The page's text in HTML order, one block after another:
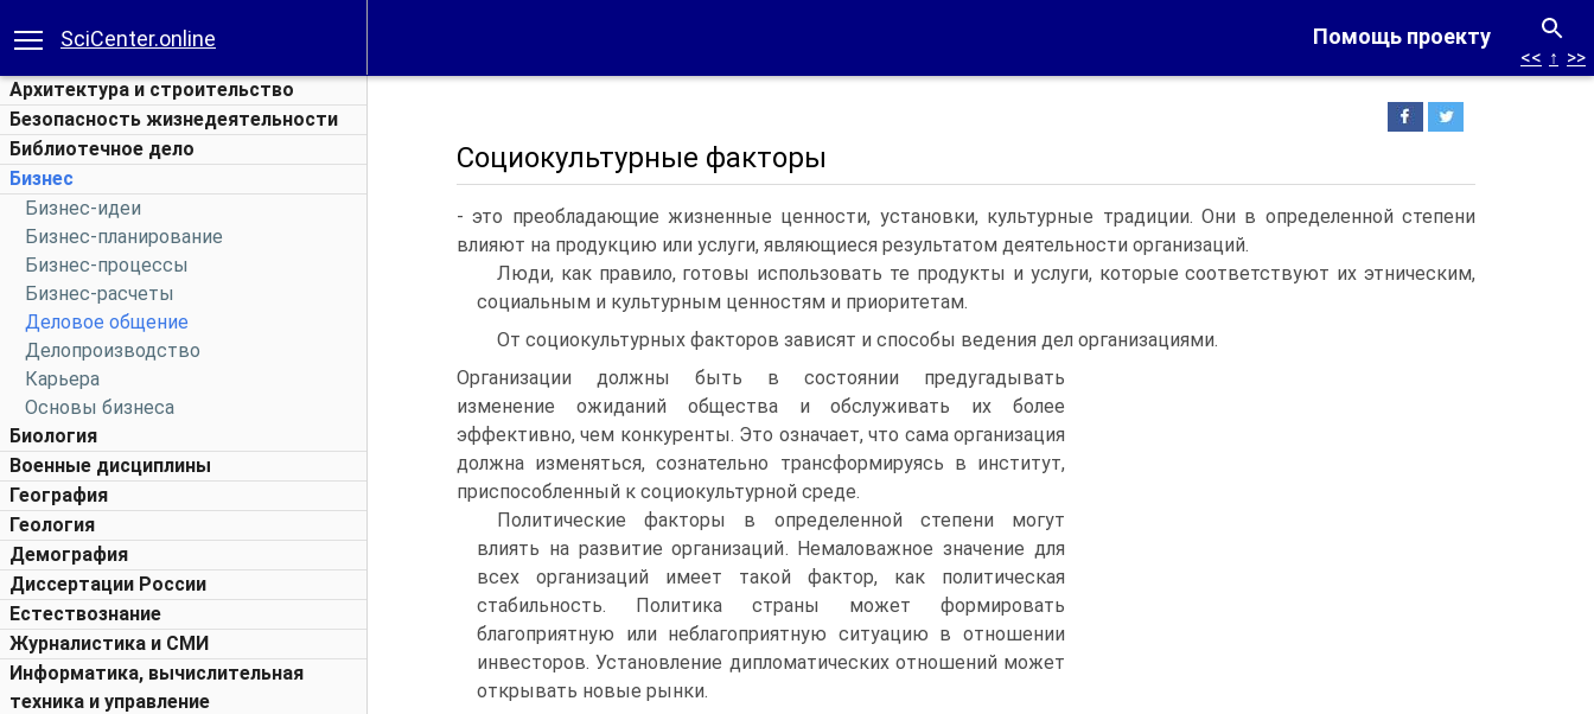
Помощь проекту
SciCenter.online
Архитектура и строительство
Безопасность жизнедеятельности
Библиотечное дело
Бизнес
Бизнес-идеи
Бизнес-планирование
Бизнес-процессы
Бизнес-расчеты
Деловое общение
Делопроизводство
Карьера
Основы бизнеса
Биология
Военные дисциплины
География
Геология
Демография
Диссертации России
Естествознание
Журналистика и СМИ
Информатика, вычислительная
техника и управление
<< ↑ >>
Социокультурные факторы
- это преобладающие жизненные ценности, установки, культурные традиции. Они в определенной степени
влияют на продукцию или услуги, являющиеся результатом деятельности организаций.
Люди, как правило, готовы использовать те продукты и услуги, которые соответствуют их этническим,
социальным и культурным ценностям и приоритетам.
От социокультурных факторов зависят и способы ведения дел организациями.
Организации должны быть в состоянии предугадывать
изменение ожиданий общества и обслуживать их более
эффективно, чем конкуренты. Это означает, что сама организация
должна изменяться, сознательно трансформируясь в институт,
приспособленный к социокультурной среде.
Политические факторы в определенной степени могут
влиять на развитие организаций. Немаловажное значение для
всех организаций имеет такой фактор, как политическая
стабильность. Политика страны может формировать
благоприятную или неблагоприятную ситуацию в отношении
инвесторов. Установление дипломатических отношений может
открывать новые рынки.